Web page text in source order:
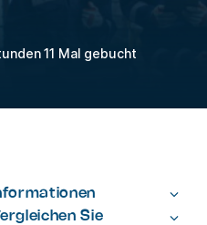
11 Mal gebucht
Sie